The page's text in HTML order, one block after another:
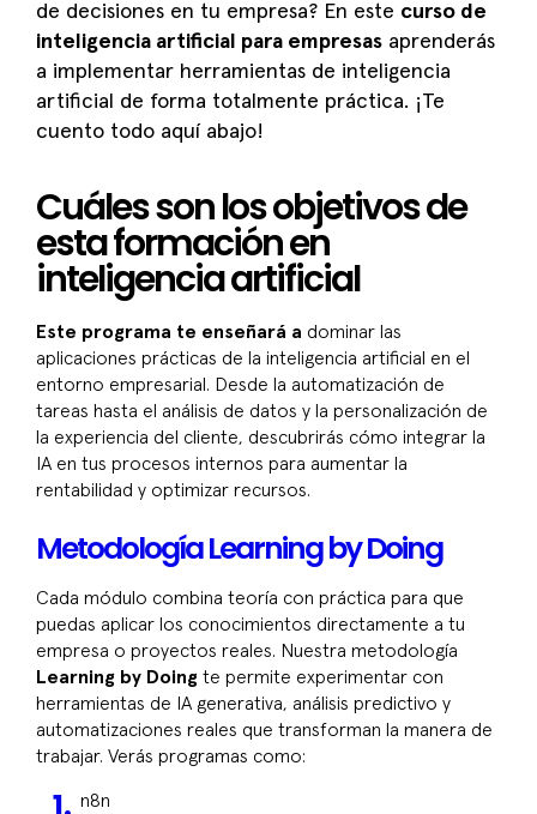
de decisiones en tu empresa? En este curso de
inteligencia artificial para empresas aprenderás
a implementar herramientas de inteligencia
artificial de forma totalmente práctica. ¡Te
cuento todo aquí abajo!
Cuáles son los objetivos de
esta formación en
inteligencia artificial
Este programa te enseñará a dominar las
aplicaciones prácticas de la inteligencia artificial en el
entorno empresarial. Desde la automatización de
tareas hasta el análisis de datos y la personalización de
la experiencia del cliente, descubrirás cómo integrar la
IA en tus procesos internos para aumentar la
rentabilidad y optimizar recursos.
Metodología Learning by Doing
Cada módulo combina teoría con práctica para que
puedas aplicar los conocimientos directamente a tu
empresa o proyectos reales. Nuestra metodología
Learning by Doing te permite experimentar con
herramientas de IA generativa, análisis predictivo y
automatizaciones reales que transforman la manera de
trabajar. Verás programas como:
n8n